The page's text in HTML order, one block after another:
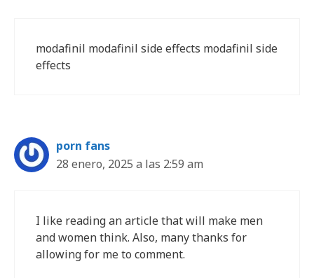
modafinil modafinil side effects modafinil side
effects
porn fans
28 enero, 2025 a las 2:59 am
I like reading an article that will make men
and women think. Also, many thanks for
allowing for me to comment.